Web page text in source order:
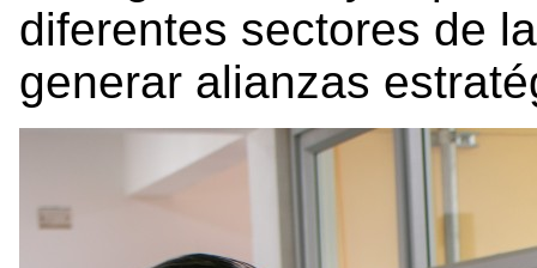
diferentes sectores de
generar alianzas